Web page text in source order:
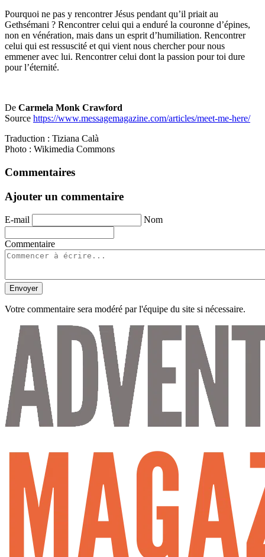
Pourquoi ne pas y rencontrer Jésus pendant qu’il priait au
Gethsémani ? Rencontrer celui qui a enduré la couronne d’épines,
non en vénération, mais dans un esprit d’humiliation. Rencontrer
celui qui est ressuscité et qui vient nous chercher pour nous
emmener avec lui. Rencontrer celui dont la passion pour toi dure
pour l’éternité.
De Carmela Monk Crawford
Source https://www.messagemagazine.com/articles/meet-me-here/
Traduction : Tiziana Calà
Photo : Wikimedia Commons
Commentaires
Ajouter un commentaire
E-mail Nom
Commentaire
Envoyer
Votre commentaire sera modéré par l'équipe du site si nécessaire.